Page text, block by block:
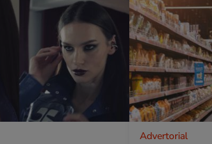
Advertorial